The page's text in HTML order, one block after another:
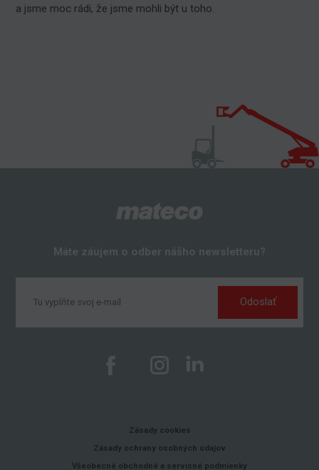
a jsme moc rádi, že jsme mohli být u toho.
Máte záujem o odber nášho newsletteru?
Odoslať
Zásady cookies
Zásady ochrany osobných údajov
Všeobecné obchodné a servisné podmienky